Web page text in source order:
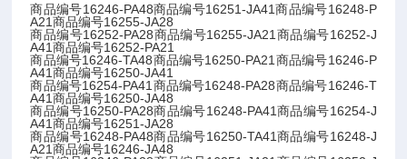
商品编号16246-PA48商品编号16251-JA41商品编号16248-P
A21商品编号16255-JA28
商品编号16252-PA28商品编号16255-JA21商品编号16252-J
A41商品编号16252-PA21
商品编号16246-TA48商品编号16250-PA21商品编号16246-P
A41商品编号16250-JA41
商品编号16254-PA41商品编号16248-PA28商品编号16246-T
A41商品编号16250-JA48
商品编号16250-PA28商品编号16248-PA41商品编号16254-J
A41商品编号16251-JA28
商品编号16248-PA48商品编号16250-TA41商品编号16248-J
A21商品编号16246-JA48